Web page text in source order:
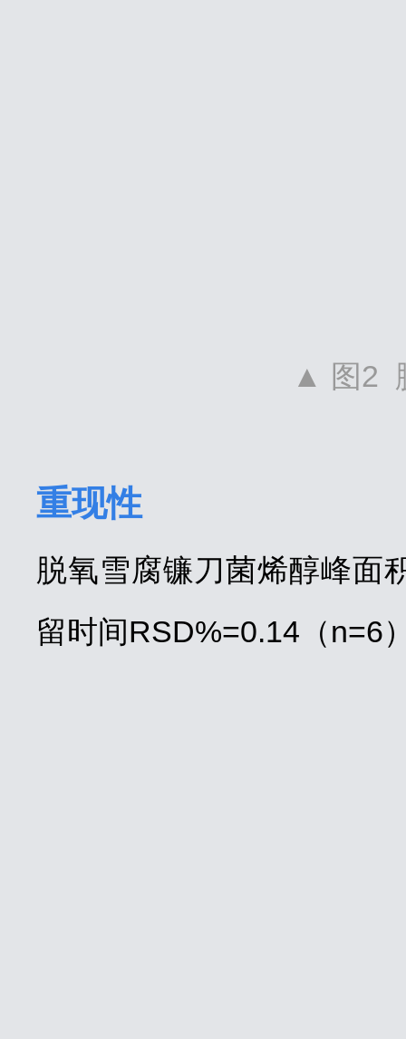
▲ 图2
重现性
脱氧雪腐镰刀菌烯醇峰面
留时间RSD%=0.14（n=6